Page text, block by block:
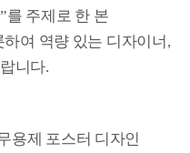
를 주제로 한 본
여 역량 있는 디자이너 ,
니다.
용제 포스터 디자인